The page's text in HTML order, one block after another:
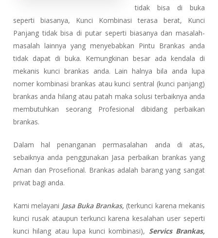
tidak bisa di buka
seperti biasanya, Kunci Kombinasi terasa berat, Kunci
Panjang tidak bisa di putar seperti biasanya dan masalah-
masalah lainnya yang menyebabkan Pintu Brankas anda
tidak dapat di buka. Kemungkinan besar ada kendala di
mekanis kunci brankas anda. Lain halnya bila anda lupa
nomer kombinasi brankas atau kunci sentral (kunci panjang)
brankas anda hilang atau patah maka solusi terbaiknya anda
membutuhkan seorang Profesional dibidang perbaikan
brankas.
Dalam hal penanganan permasalahan anda di atas,
sebaiknya anda penggunakan Jasa perbaikan brankas yang
Aman dan Prosefional. Brankas adalah barang yang sangat
privat bagi anda.
Kami melayani Jasa Buka Brankas, (terkunci karena mekanis
kunci rusak ataupun terkunci karena kesalahan user seperti
kunci hilang atau lupa kunci kombinasi), Servics Brankas,